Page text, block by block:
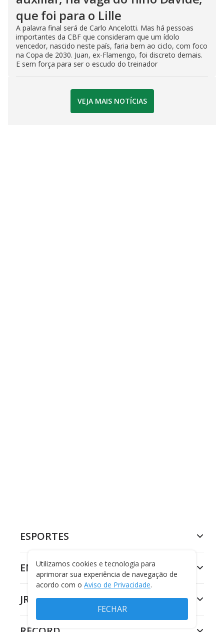
que foi para o Lille
A palavra final será de Carlo Ancelotti. Mas há pessoas
importantes da CBF que consideram que um ídolo
vencedor, nascido neste país, faria bem ao ciclo, com foco
na Copa de 2030. Juan, ex-Flamengo, foi discreto demais.
E sem força para ser o escudo do treinador
VEJA MAIS NOTÍCIAS
ESPORTES
ENTRETENIMENTO
JR 24H
Utilizamos cookies e tecnologia para
aprimorar sua experiência de navegação de
acordo com o Aviso de Privacidade.
FECHAR